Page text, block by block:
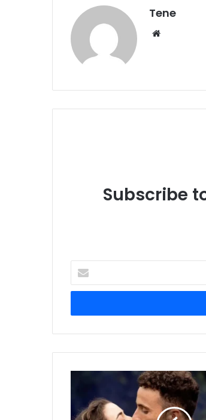
Tene
Website
Subscribe
seu
de